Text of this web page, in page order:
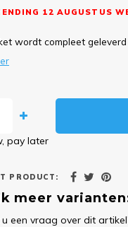
12 AUGUSTUS
wordt compleet
pay later
PRODUCT:
meer